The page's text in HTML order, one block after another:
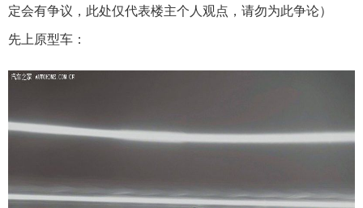
定会有争议，此处仅代表楼主个人观点，请勿为此争论）
先上原型车：